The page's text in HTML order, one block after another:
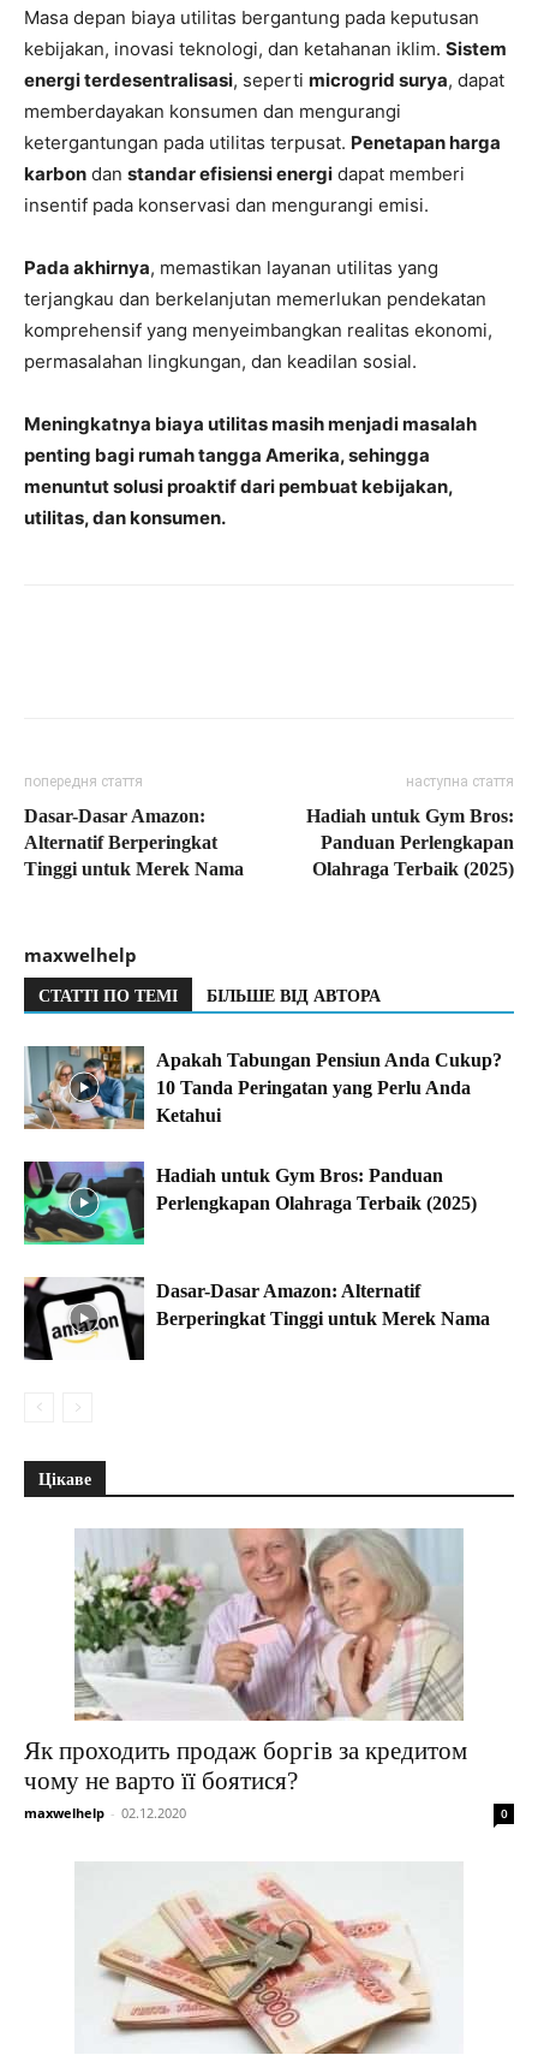
Masa depan biaya utilitas bergantung pada keputusan
kebijakan, inovasi teknologi, dan ketahanan iklim. Sistem
energi terdesentralisasi, seperti microgrid surya, dapat
memberdayakan konsumen dan mengurangi
ketergantungan pada utilitas terpusat. Penetapan harga
karbon dan standar efisiensi energi dapat memberi
insentif pada konservasi dan mengurangi emisi.
Pada akhirnya, memastikan layanan utilitas yang
terjangkau dan berkelanjutan memerlukan pendekatan
komprehensif yang menyeimbangkan realitas ekonomi,
permasalahan lingkungan, dan keadilan sosial.
Meningkatnya biaya utilitas masih menjadi masalah
penting bagi rumah tangga Amerika, sehingga
menuntut solusi proaktif dari pembuat kebijakan,
utilitas, dan konsumen.
попередня стаття
Dasar-Dasar Amazon:
Alternatif Berperingkat
Tinggi untuk Merek Nama
наступна стаття
Hadiah untuk Gym Bros:
Panduan Perlengkapan
Olahraga Terbaik (2025)
maxwelhelp
СТАТТІ ПО ТЕМІ БІЛЬШЕ ВІД АВТОРА
Apakah Tabungan Pensiun Anda Cukup?
10 Tanda Peringatan yang Perlu Anda
Ketahui
Hadiah untuk Gym Bros: Panduan
Perlengkapan Olahraga Terbaik (2025)
Dasar-Dasar Amazon: Alternatif
Berperingkat Tinggi untuk Merek Nama
Цікаве
Як проходить продаж боргів за кредитом
чому не варто її боятися?
maxwelhelp - 02.12.2020 0